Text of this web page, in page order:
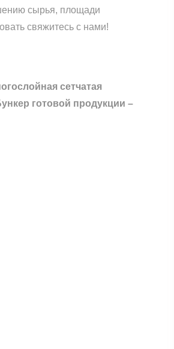
сырья, площади
свяжитесь с нами!
сетчатая
готовой продукции –